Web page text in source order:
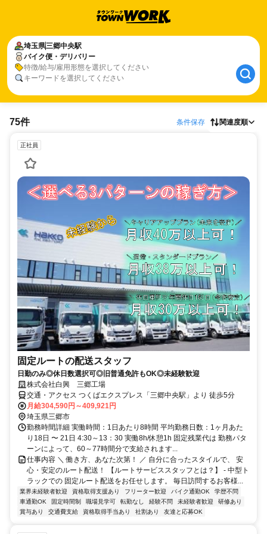
埼玉県三郷中央駅
バイク便・デリバリー
特徴/給与/雇用形態を選択してください
キーワードを選択してください
75件 条件保存 関連度順
正社員
固定ルートの配送スタッフ
日勤のみ◎休日数選択可◎旧普通免許もOK◎未経験歓迎
株式会社白興 三郷工場
交通・アクセス つくばエクスプレス「三郷中央駅」より 徒歩5分
月給304,590円～409,921円
埼玉県三郷市
勤務時間詳細 実働時間：1日あたり8時間 平均勤務日数：1ヶ月あた
り18日 〜 21日 4:30～13：30 実働8h/休憩1h 固定残業代は 勤務パタ
ーンによって、60～77時間分で支給されます...
仕事内容 ＼ 働き方、あなた次第！ ／ 自分に合ったスタイルで、 安
心・安定のルート配送！ 【ルートサービススタッフとは？】 - 中型ト
ラックでの 固定ルート配送をお任せします。 毎日訪問するお客様...
業界未経験者歓迎 資格取得支援あり フリーター歓迎 バイク通勤OK
学歴不問
車通勤OK
固定時間制 職場見学可 転勤なし 経験不問 未経験者歓迎
研修あり
賞与あり
交通費支給 資格取得手当あり 社割あり 友達と応募OK